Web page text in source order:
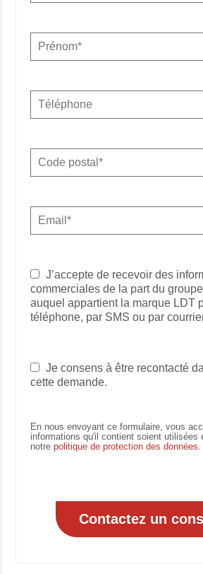
J’accepte de recevoir des
commerciales de la part du
auquel appartient la marque LDT
téléphone, par SMS ou par
Je consens à être recontacté
cette demande.
En nous envoyant ce formulaire, vous
informations qu'il contient soient utilisées
notrepolitique de protection des données.